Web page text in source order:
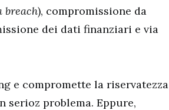
breach), compromissione da
dei dati finanziari e via
e compromette la riservatezza
serioz problema. Eppure,